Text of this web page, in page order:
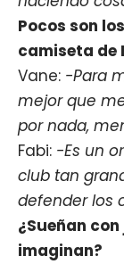
Pocos son
camiseta de
Vane: -Para
mejor que
por nada,
Fabi: -Es un
club tan
defender los
¿Sueñan
imaginan?